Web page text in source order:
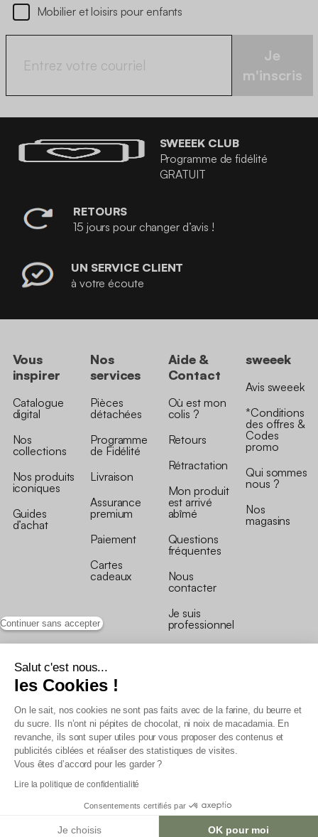
Continuer sans accepter
Salut c'est nous...
les Cookies !
On le sait, nos cookies ne sont pas faits avec de la farine, du beurre et
du sucre. Ils n’ont ni pépites de chocolat, ni noix de macadamia. En
revanche, ils sont super utiles pour vous proposer des contenus et
publicités ciblées et réaliser des statistiques de visites.
Vous êtes d’accord pour les garder ?
Lire la politique de confidentialité
Consentements certifiés par
Je choisis OK pour moi
Mobilier et loisirs pour enfants
Je
m'inscris
SWEEEK CLUB
Programme de fidélité
GRATUIT
RETOURS
15 jours pour changer d’avis !
UN SERVICE CLIENT
à votre écoute
Vous
inspirer
Catalogue
digital
Nos
collections
Nos produits
iconiques
Guides
d’achat
Nos
services
Pièces
détachées
Programme
de Fidélité
Livraison
Assurance
premium
Paiement
Cartes
cadeaux
Aide &
Contact
Où est mon
colis ?
Retours
Rétractation
Mon produit
est arrivé
abîmé
Questions
fréquentes
Nous
contacter
Je suis
professionnel
sweeek
Avis sweeek
*Conditions
des offres &
Codes
promo
Qui sommes
nous ?
Nos
magasins
Conditions générales de vente
Conditions générales du programme de fidélité
Charte de données personnelles
Conditions générales de vente Pro
Déclaration d’accessibilité